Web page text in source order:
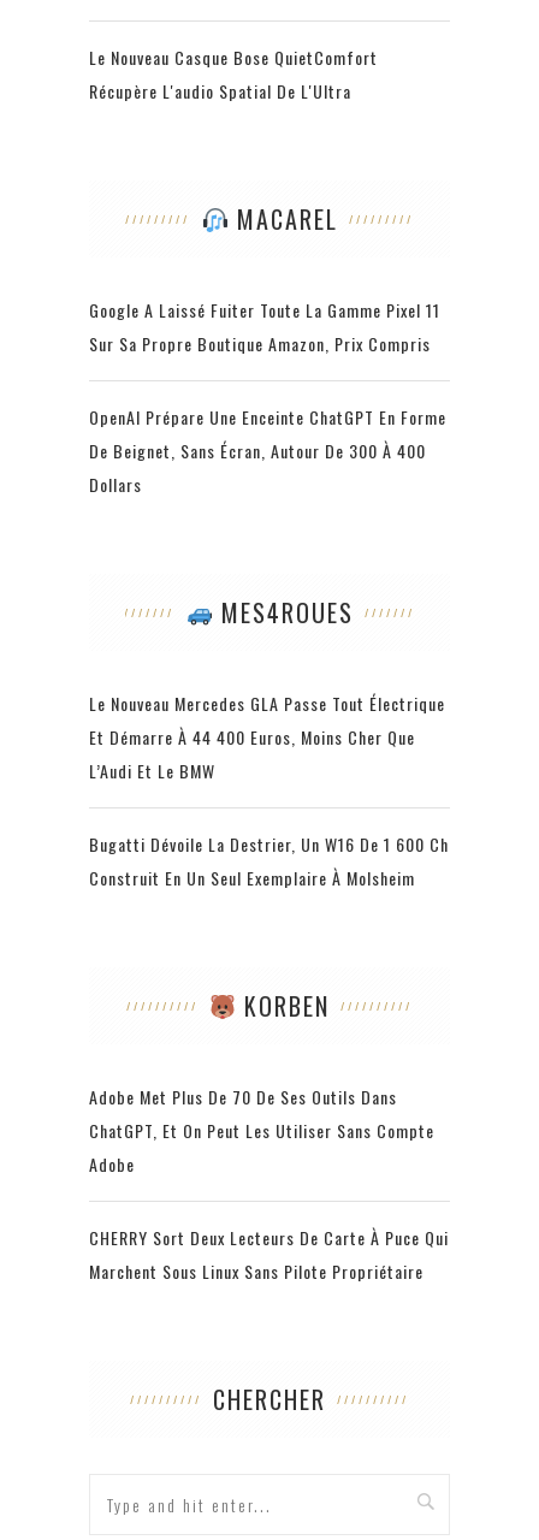
Le Nouveau Casque Bose QuietComfort
Récupère L'audio Spatial De L'Ultra
MACAREL
Google A Laissé Fuiter Toute La Gamme Pixel 11
Sur Sa Propre Boutique Amazon, Prix Compris
OpenAI Prépare Une Enceinte ChatGPT En Forme
De Beignet, Sans Écran, Autour De 300 À 400
Dollars
MES4ROUES
Le Nouveau Mercedes GLA Passe Tout Électrique
Et Démarre À 44 400 Euros, Moins Cher Que
L’Audi Et Le BMW
Bugatti Dévoile La Destrier, Un W16 De 1 600 Ch
Construit En Un Seul Exemplaire À Molsheim
KORBEN
Adobe Met Plus De 70 De Ses Outils Dans
ChatGPT, Et On Peut Les Utiliser Sans Compte
Adobe
CHERRY Sort Deux Lecteurs De Carte À Puce Qui
Marchent Sous Linux Sans Pilote Propriétaire
CHERCHER